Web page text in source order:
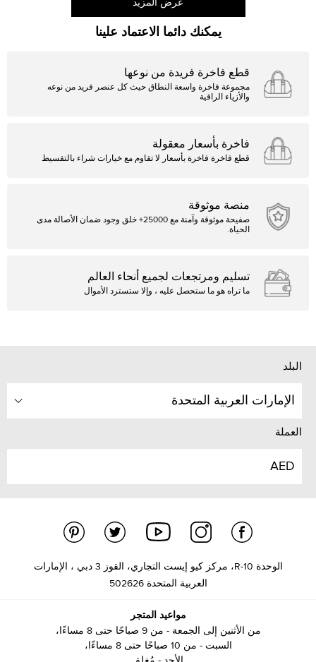
عرض المزيد
يمكنك دائما الاعتماد علينا
قطع فاخرة فريدة من نوعها
مجموعة فاخرة واسعة النطاق حيث كل عنصر فريد من نوعه
والأزياء الراقية
فاخرة بأسعار معقولة
قطع فاخرة فاخرة بأسعار لا تقاوم مع خيارات شراء بالتقسيط
منصة موثوقة
صفيحة موثوقة وآمنة مع 25000+ خلق وجود ضمان الأصالة مدى
الحياة.
تسليم ومرتجعات لجميع أنحاء العالم
ما تراه هو ما ستحصل عليه ، وإلا ستسترد الأموال
البلد
الإمارات العربية المتحدة
العملة
AED
الوحدة R-10، مركز كيو إيست التجاري، القوز 3 دبي ، الإمارات
العربية المتحدة 502626
مواعيد المتجر
من الأثنين إلى الجمعة - من 9 صباحًا حتى 8 مساءًا،
السبت - من 10 صباحًا حتى 8 مساءًا،